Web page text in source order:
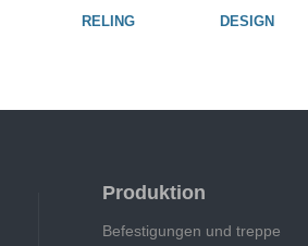
RELING DESIGN
Produktion
Befestigungen und treppe